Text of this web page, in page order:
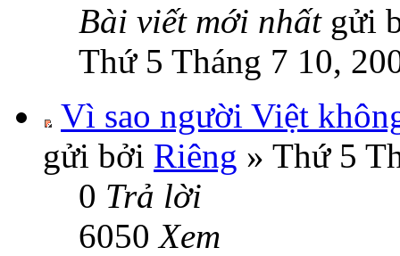
Bài viết mới nhất gửi
Thứ 5 Tháng 7 10,
Vì sao người Việt
gửi bởi Riêng » Thứ 5
0 Trả lời
6050Xem